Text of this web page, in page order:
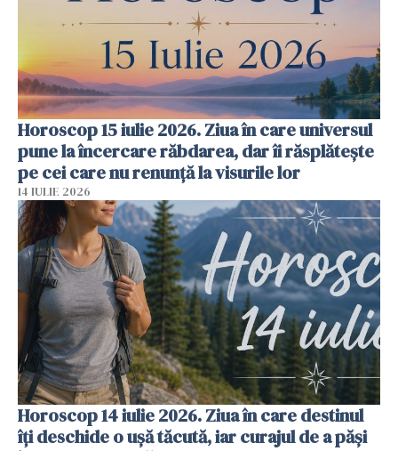
Horoscop 15 iulie 2026. Ziua în care universul
pune la încercare răbdarea, dar îi răsplătește
pe cei care nu renunță la visurile lor
14 IULIE 2026
Horoscop 14 iulie 2026. Ziua în care destinul
îți deschide o ușă tăcută, iar curajul de a păși